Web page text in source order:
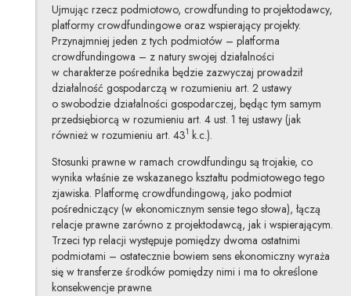
Ujmując rzecz podmiotowo, crowdfunding to projektodawcy,
platformy crowdfundingowe oraz wspierający projekty.
Przynajmniej jeden z tych podmiotów – platforma
crowdfundingowa – z natury swojej działalności
w charakterze pośrednika będzie zazwyczaj prowadził
działalność gospodarczą w rozumieniu art. 2 ustawy
o swobodzie działalności gospodarczej, będąc tym samym
przedsiębiorcą w rozumieniu art. 4 ust. 1 tej ustawy (jak
również w rozumieniu art. 431 k.c.).
Stosunki prawne w ramach crowdfundingu są trojakie, co
wynika właśnie ze wskazanego kształtu podmiotowego tego
zjawiska. Platformę crowdfundingową, jako podmiot
pośredniczący (w ekonomicznym sensie tego słowa), łączą
relacje prawne zarówno z projektodawcą, jak i wspierającym.
Trzeci typ relacji występuje pomiędzy dwoma ostatnimi
podmiotami – ostatecznie bowiem sens ekonomiczny wyraża
się w transferze środków pomiędzy nimi i ma to określone
konsekwencje prawne.